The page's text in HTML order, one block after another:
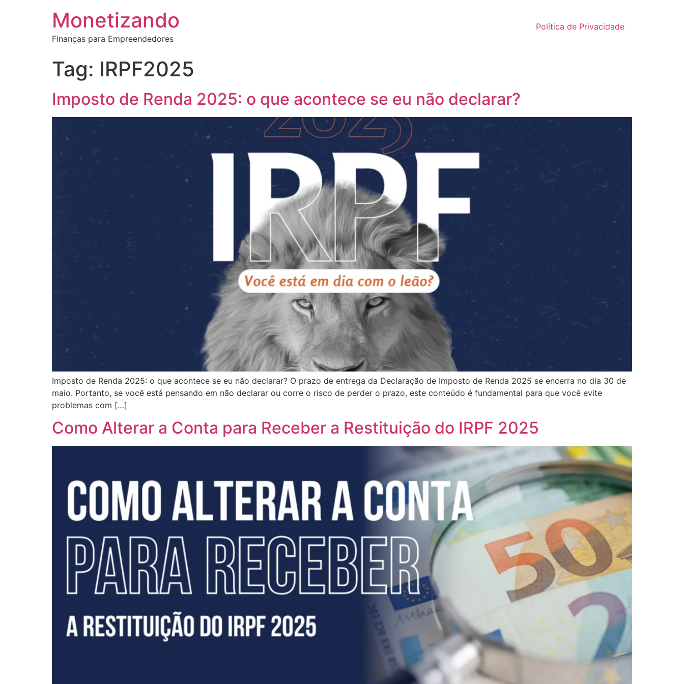
Monetizando
Finanças para Empreendedores
Política de Privacidade
Tag: IRPF2025
Imposto de Renda 2025: o que acontece se eu não declarar?
Imposto de Renda 2025: o que acontece se eu não declarar? O prazo de entrega da Declaração de Imposto de Renda 2025 se encerra no dia 30 de
maio. Portanto, se você está pensando em não declarar ou corre o risco de perder o prazo, este conteúdo é fundamental para que você evite
problemas com […]
Como Alterar a Conta para Receber a Restituição do IRPF 2025